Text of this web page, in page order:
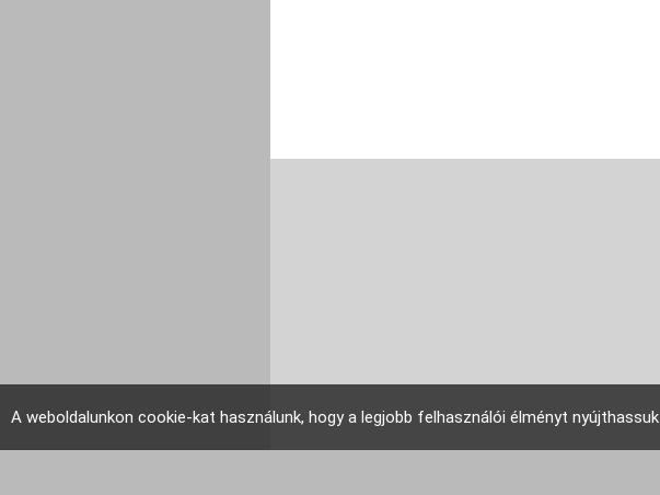
A weboldalunkon cookie-kat használunk, hogy a legjobb felhasználói élményt nyújthassuk